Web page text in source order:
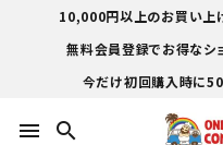
10,000円以上のお買い上
無料会員登録でお得なショ
今だけ初回購入時に
menu search